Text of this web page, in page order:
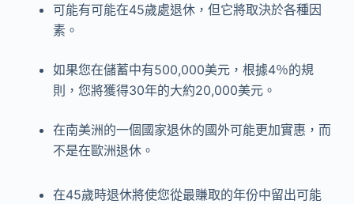
可能有可能在45歲處退休，但它將取決於各種因
素。
如果您在儲蓄中有500,000美元，根據4％的規
則，您將獲得30年的大約20,000美元。
在南美洲的一個國家退休的國外可能更加實惠，而
不是在歐洲退休。
在45歲時退休將使您從最賺取的年份中留出可能